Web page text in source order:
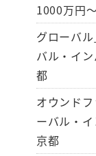
1000万円
グローバ
バル・イ
都
オウンド
ーバル・
京都